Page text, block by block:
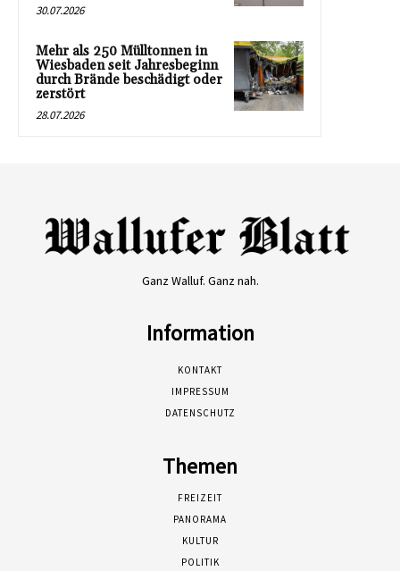
30.07.2026
Mehr als 250 Mülltonnen in
Wiesbaden seit Jahresbeginn
durch Brände beschädigt oder
zerstört
28.07.2026
Ganz Walluf. Ganz nah.
Information
KONTAKT
IMPRESSUM
DATENSCHUTZ
Themen
FREIZEIT
PANORAMA
KULTUR
POLITIK